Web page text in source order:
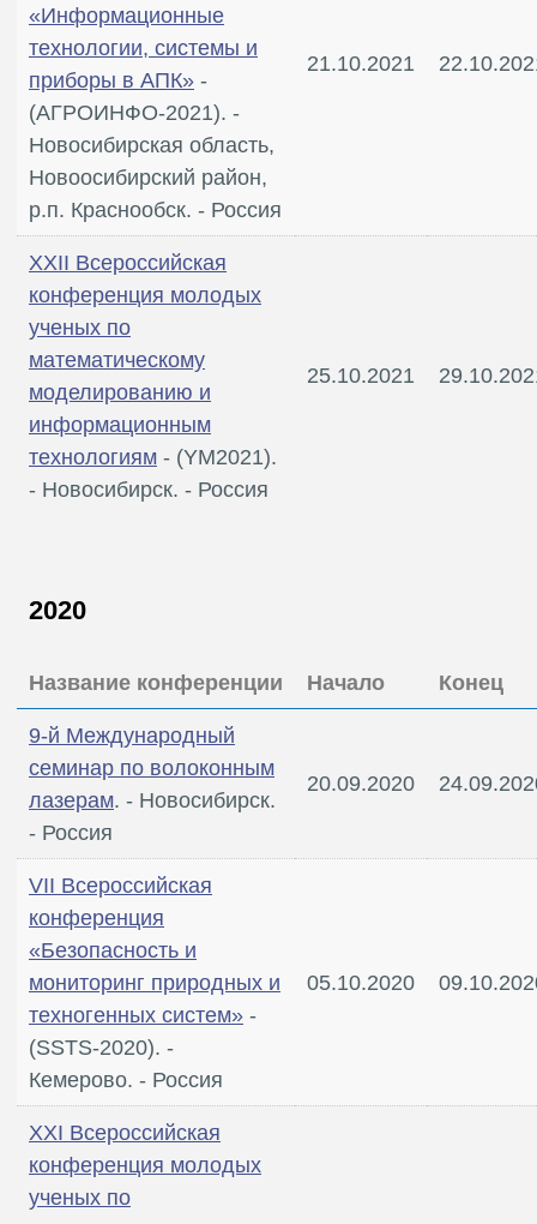
«Информационные
технологии, системы и
приборы в АПК» -
(АГРОИНФО-2021). -
Новосибирская область,
Новоосибирский район,
р.п. Краснообск. - Россия
21.10.2021
XXII Всероссийская
конференция молодых
ученых по
математическому
моделированию и
информационным
технологиям - (YM2021).
- Новосибирск. - Россия
25.10.2021
2020
Название конференции Начало Конец
9-й Международный
семинар по волоконным
лазерам. - Новосибирск.
- Россия
20.09.2020
VII Всероссийская
конференция
«Безопасность и
мониторинг природных и
техногенных систем» -
(SSTS-2020). -
Кемерово. - Россия
05.10.2020
XXI Всероссийская
конференция молодых
ученых по